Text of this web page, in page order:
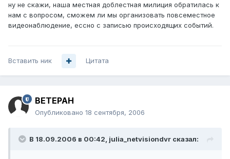
ну не скажи, наша местная доблестная милиция обратилась к
нам с вопросом, сможем ли мы организовать повсеместное
видеонаблюдение, ессно с записью происходящих событий.
Вставить ник Цитата
BETEPAH
Опубликовано 18 сентября, 2006
В 18.09.2006 в 00:42, julia_netvisiondvr сказал: